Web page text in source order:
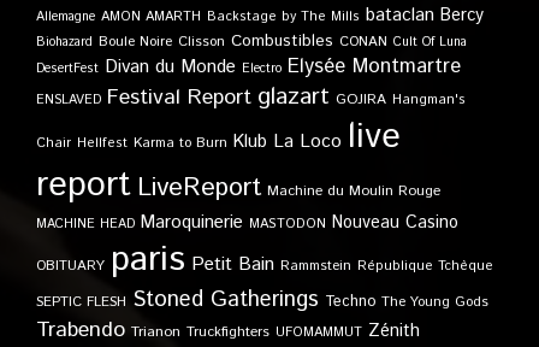
Allemagne AMON AMARTH Backstage by The Mills bataclan Bercy
Biohazard Boule Noire Clisson Combustibles CONAN Cult Of Luna
DesertFest Divan du Monde Electro Elysée Montmartre
ENSLAVED Festival Report glazart GOJIRA Hangman's
Chair Hellfest Karma to Burn Klub La Loco live
report LiveReport Machine du Moulin Rouge
MACHINE HEAD Maroquinerie MASTODON Nouveau Casino
OBITUARY paris Petit Bain Rammstein République Tchèque
SEPTIC FLESH Stoned Gatherings Techno The Young Gods
Trabendo Trianon Truckfighters UFOMAMMUT Zénith